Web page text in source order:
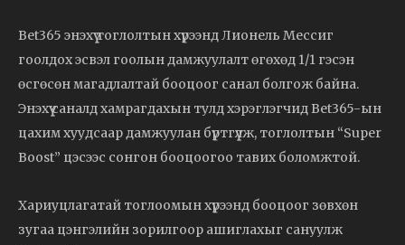
Bet365 энэхүү тоглолтын хүрээнд Лионель Мессиг
гоолдох эсвэл гоолын дамжуулалт өгөхөд 1/1 гэсэн
өсгөсөн магадлалтай бооцоог санал болгож байна.
Энэхүү саналд хамрагдахын тулд хэрэглэгчид Bet365-ын
цахим хуудсаар дамжуулан бүртгүүлж, тоглолтын “Super
Boost” цэсээс сонгон бооцоогоо тавих боломжтой.
Хариуцлагатай тоглоомын хүрээнд бооцоог зөвхөн
зугаа цэнгэлийн зорилгоор ашиглахыг сануулж